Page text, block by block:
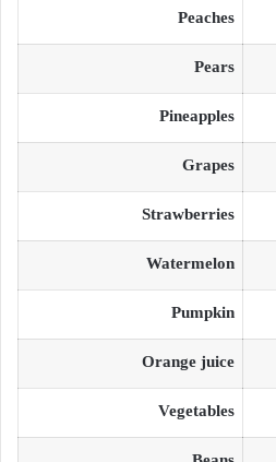
Peaches
Pears
Pineapples
Grapes
Strawberries
Watermelon
Pumpkin
Orange juice
Vegetables